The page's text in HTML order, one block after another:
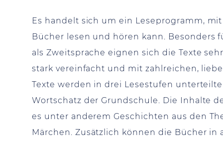
Es handelt sich um ein Leseprogramm,
Bücher lesen und hören kann.
als Zweitsprache eignen sich die Texte
stark vereinfacht und mit zahlreichen,
Texte werden in drei Lesestufen
Wortschatz der Grundschule. Die Inhalte
es unter anderem Geschichten aus den
Märchen. Zusätzlich können die Bücher in